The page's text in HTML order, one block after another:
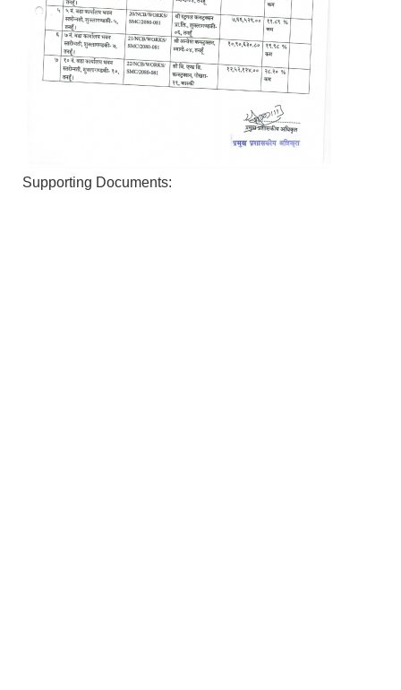
Supporting Documents: